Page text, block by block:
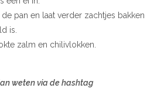
pan en laat verder zachtjes bakken
is.
zalm en chilivlokken.
weten via de hashtag